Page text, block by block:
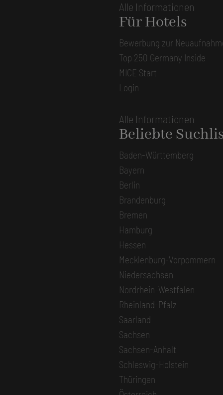
Alle Informationen
Für Hotels
Bewerbung zur
Top 250 Germany Inside
MICE Start
Login
Alle Informationen
Beliebte
Baden-Württemberg
Bayern
Berlin
Brandenburg
Bremen
Hamburg
Hessen
Mecklenburg-Vorpommern
Niedersachsen
Nordrhein-Westfalen
Rheinland-Pfalz
Saarland
Sachsen
Sachsen-Anhalt
Schleswig-Holstein
Thüringen